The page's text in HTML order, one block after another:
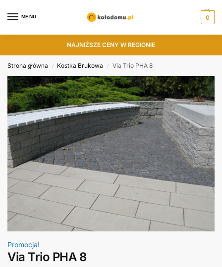
MENU 0
NAJNIŻSZE CENY W REGIONIE
Strona główna / Kostka Brukowa / Via Trio PHA 8
Promocja!
Via Trio PHA 8